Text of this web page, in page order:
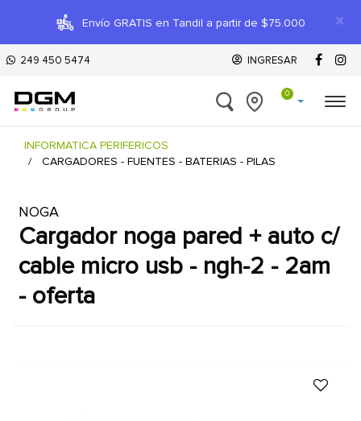
×
Envío GRATIS en Tandil a partir de $75.000
249 450 5474 INGRESAR
0
INFORMATICA PERIFERICOS
CARGADORES - FUENTES - BATERIAS - PILAS
NOGA
cargador noga pared + auto c/
cable micro usb - ngh-2 - 2am
- oferta